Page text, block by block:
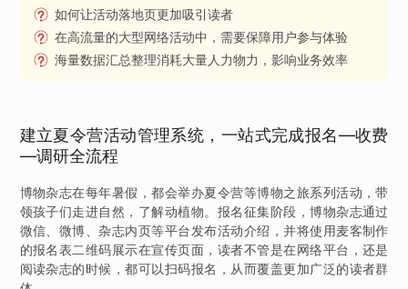
如何让活动落地页更加吸引读者
在高流量的大型网络活动中，需要保障用户参与体验
海量数据汇总整理消耗大量人力物力，影响业务效率
建立夏令营活动管理系统，一站式完成报名—收费
—调研全流程
博物杂志在每年暑假，都会举办夏令营等博物之旅系列活动，带
领孩子们走进自然，了解动植物。报名征集阶段，博物杂志通过
微信、微博、杂志内页等平台发布活动介绍，并将使用麦客制作
的报名表二维码展示在宣传页面，读者不管是在网络平台，还是
阅读杂志的时候，都可以扫码报名，从而覆盖更加广泛的读者群